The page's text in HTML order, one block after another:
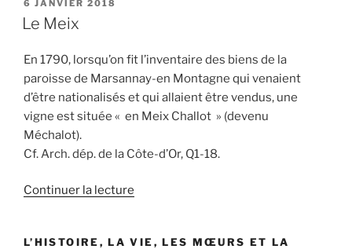
LE
6 JANVIER 2018
Le Meix
En 1790, lorsqu’on fit l’inventaire des biens de la
paroisse de Marsannay-en Montagne qui venaient
d’être nationalisés et qui allaient être vendus, une
vigne est située « en Meix Challot » (devenu
Méchalot).
Cf. Arch. dép. de la Côte-d’Or, Q1-18.
Continuer la lecture
L’HISTOIRE, LA VIE, LES MŒURS ET LA